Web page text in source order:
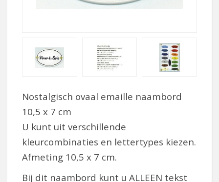
Nostalgisch ovaal emaille naambord
10,5 x 7 cm
U kunt uit verschillende
kleurcombinaties en lettertypes kiezen.
Afmeting 10,5 x 7 cm.
Bij dit naambord kunt u ALLEEN tekst